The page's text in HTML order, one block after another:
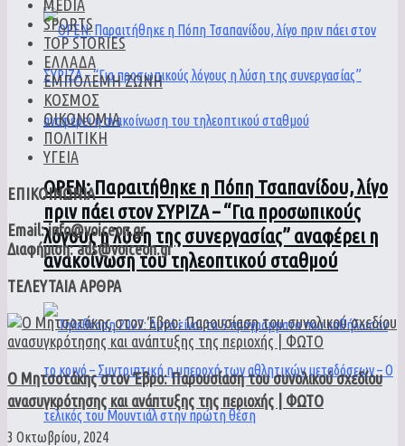
ΟPEN: Παραιτήθηκε η Πόπη Τσαπανίδου, λίγο
πριν πάει στον ΣΥΡΙΖΑ – “Για προσωπικούς
λόγους η λύση της συνεργασίας” αναφέρει η
ανακοίνωση του τηλεοπτικού σταθμού
MEDIA
SPORTS
TOP STORIES
ΕΛΛΑΔΑ
ΕΜΠΟΛΕΜΗ ΖΩΝΗ
ΚΟΣΜΟΣ
ΟΙΚΟΝΟΜΙΑ
ΠΟΛΙΤΙΚΗ
ΥΓΕΙΑ
ΕΠΙΚΟΙΝΩΝΙΑ
Email: info@voiceon.gr
Διαφήμιση: ads@voiceon.gr
ΤΕΛΕΥΤΑΙΑ ΑΡΘΡΑ
Ο Μητσοτάκης στον Έβρο: Παρουσίαση του συνολικού σχεδίου
ανασυγκρότησης και ανάπτυξης της περιοχής | ΦΩΤΟ
3 Οκτωβρίου, 2024